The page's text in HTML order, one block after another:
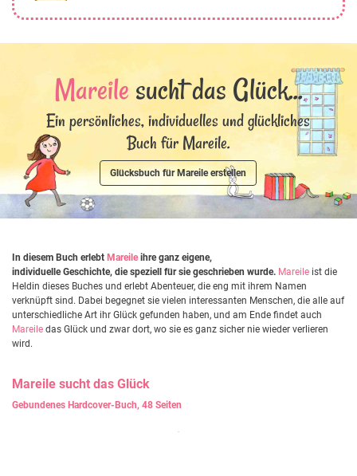
Mareile sucht das Glück...
Ein persönliches, individuelles und glückliches
Buch für Mareile.
Glücksbuch für Mareile erstellen
In diesem Buch erlebt Mareileihre ganz eigene,
individuelle Geschichte, die speziell für sie geschrieben wurde. Mareile ist die
Heldin dieses Buches und erlebt Abenteuer, die eng mit ihrem Namen
verknüpft sind. Dabei begegnet sie vielen interessanten Menschen, die alle auf
unterschiedliche Art ihr Glück gefunden haben, und am Ende findet auch
Mareile das Glück und zwar dort, wo sie es ganz sicher nie wieder verlieren
wird.
Mareile sucht das Glück
Gebundenes Hardcover-Buch, 48 Seiten